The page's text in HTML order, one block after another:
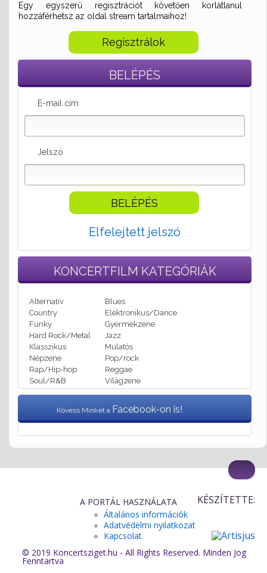
Egy egyszerű regisztrációt követően korlátlanul
hozzáférhetsz az oldal stream tartalmaihoz!
Regisztrálok
BELÉPÉS
E-mail cím
Jelszó
Elfelejtett jelszó
KONCERTFILM KATEGÓRIÁK
Alternatív
Blues
Country
Elektronikus/Dance
Funky
Gyermekzene
Hard Rock/Metal
Jazz
Klasszikus
Mulatós
Népzene
Pop/rock
Rap/Hip-hop
Reggae
Soul/R&B
Világzene
Kövess Minket a Facebook-on is!
© 2019 Koncertsziget.hu - All Rights Reserved. Minden Jog
Fenntartva
A PORTÁL HASZNÁLATA
Általános információk
Adatvédelmi nyilatkozat
Kapcsolat
KÉSZÍTETTE: